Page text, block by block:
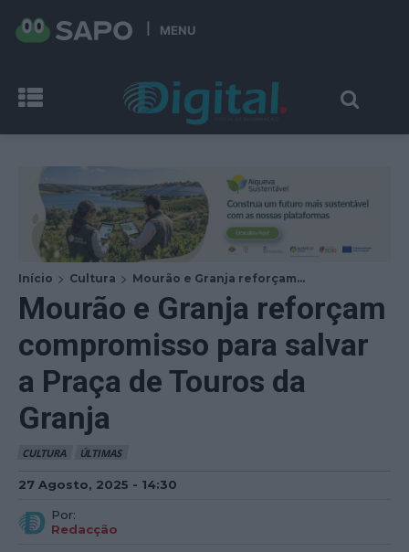
MENU
Início Cultura Mourão e Granja reforçam...
Mourão e Granja reforçam
compromisso para salvar
a Praça de Touros da
Granja
CULTURA ÚLTIMAS
27 Agosto, 2025 - 14:30
Por:
Redacção